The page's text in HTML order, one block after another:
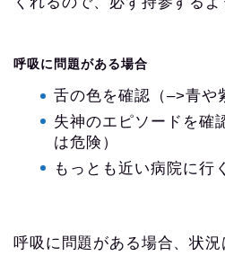
呼吸に問題がある場合
舌の色を確認（–>青や
失神のエピソードを確
は危険）
もっとも近い病院に行
呼吸に問題がある場合、状